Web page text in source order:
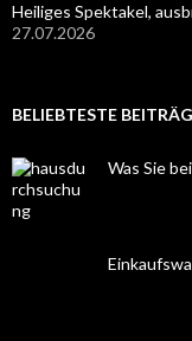
Heiliges Spektakel,
27.07.2026
BELIEBTESTE
Was Sie